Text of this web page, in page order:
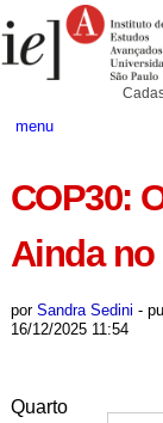
para
conteúdo.
Pessoais
menu
COP30:
Ainda
por Sandra Sedini -
16/12/2025 11:54
Quarto